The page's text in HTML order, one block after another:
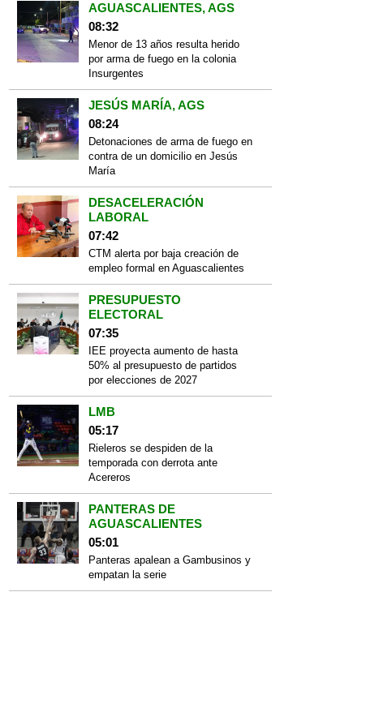
AGUASCALIENTES, AGS
08:32
Menor de 13 años resulta herido
por arma de fuego en la colonia
Insurgentes
JESÚS MARÍA, AGS
08:24
Detonaciones de arma de fuego en
contra de un domicilio en Jesús
María
DESACELERACIÓN
LABORAL
07:42
CTM alerta por baja creación de
empleo formal en Aguascalientes
PRESUPUESTO
ELECTORAL
07:35
IEE proyecta aumento de hasta
50% al presupuesto de partidos
por elecciones de 2027
LMB
05:17
Rieleros se despiden de la
temporada con derrota ante
Acereros
PANTERAS DE
AGUASCALIENTES
05:01
Panteras apalean a Gambusinos y
empatan la serie